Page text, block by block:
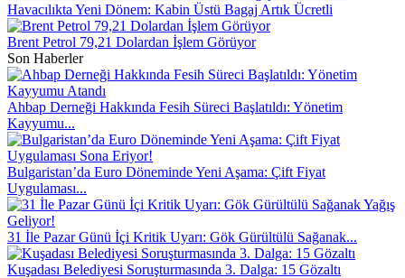
Havacılıkta Yeni Dönem: Kabin Üstü Bagaj Artık Ücretli
Brent Petrol 79,21 Dolardan İşlem Görüyor
Son Haberler
Ahbap Derneği Hakkında Fesih Süreci Başlatıldı: Yönetim
Kayyumu...
Bulgaristan’da Euro Döneminde Yeni Aşama: Çift Fiyat
Uygulaması...
31 İle Pazar Günü İçi Kritik Uyarı: Gök Gürültülü Sağanak...
Kuşadası Belediyesi Soruşturmasında 3. Dalga: 15 Gözaltı